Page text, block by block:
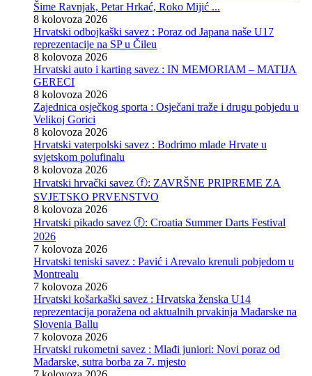
Šime Ravnjak, Petar Hrkać, Roko Mijić ...
8 kolovoza 2026
Hrvatski odbojkaški savez : Poraz od Japana naše U17
reprezentacije na SP u Čileu
8 kolovoza 2026
Hrvatski auto i karting savez : IN MEMORIAM – MATIJA
GERECI
8 kolovoza 2026
Zajednica osječkog sporta : Osječani traže i drugu pobjedu u
Velikoj Gorici
8 kolovoza 2026
Hrvatski vaterpolski savez : Bodrimo mlade Hrvate u
svjetskom polufinalu
8 kolovoza 2026
Hrvatski hrvački savez ⓕ: ZAVRŠNE PRIPREME ZA
SVJETSKO PRVENSTVO
8 kolovoza 2026
Hrvatski pikado savez ⓕ: Croatia Summer Darts Festival
2026
7 kolovoza 2026
Hrvatski teniski savez : Pavić i Arevalo krenuli pobjedom u
Montrealu
7 kolovoza 2026
Hrvatski košarkaški savez : Hrvatska ženska U14
reprezentacija poražena od aktualnih prvakinja Mađarske na
Slovenia Ballu
7 kolovoza 2026
Hrvatski rukometni savez : Mlađi juniori: Novi poraz od
Mađarske, sutra borba za 7. mjesto